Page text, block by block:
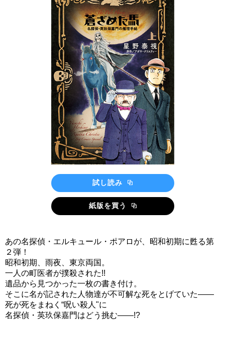
試し読み
紙版を買う
あの名探偵・エルキュール・ポアロが、昭和初期に甦る第
２弾！
昭和初期、雨夜、東京両国。
一人の町医者が撲殺された!!
遺品から見つかった一枚の書き付け。
そこに名が記された人物達が不可解な死をとげていた――
死が死をまねく“呪い殺人"に
名探偵・英玖保嘉門はどう挑む――!?